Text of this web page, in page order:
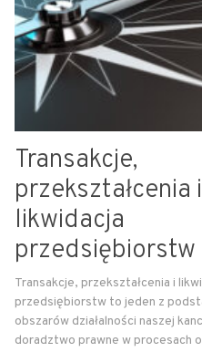
Transakcje,
przekształcenia i
likwidacja
przedsiębiorstw
Transakcje, przekształcenia i
przedsiębiorstw to jeden z
obszarów działalności naszej
doradztwo prawne w procesach